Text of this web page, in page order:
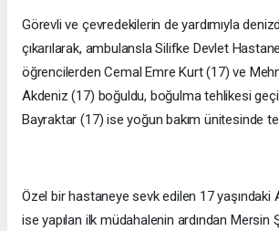
Görevli ve çevredekilerin de yardımıyla
çıkarılarak, ambulansla Silifke Devlet
öğrencilerden Cemal Emre Kurt (17) ve
Akdeniz (17) boğuldu, boğulma tehlikesi
Bayraktar (17) ise yoğun bakım ünitesinde
Özel bir hastaneye sevk edilen 17 yaşındaki
ise yapılan ilk müdahalenin ardından Mersin